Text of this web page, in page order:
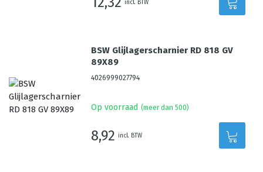
incl. BTW
BSW Glijlagerscharnier RD 818 GV
89X89
4026999027794
Op voorraad (meer dan 500)
8,92 incl. BTW